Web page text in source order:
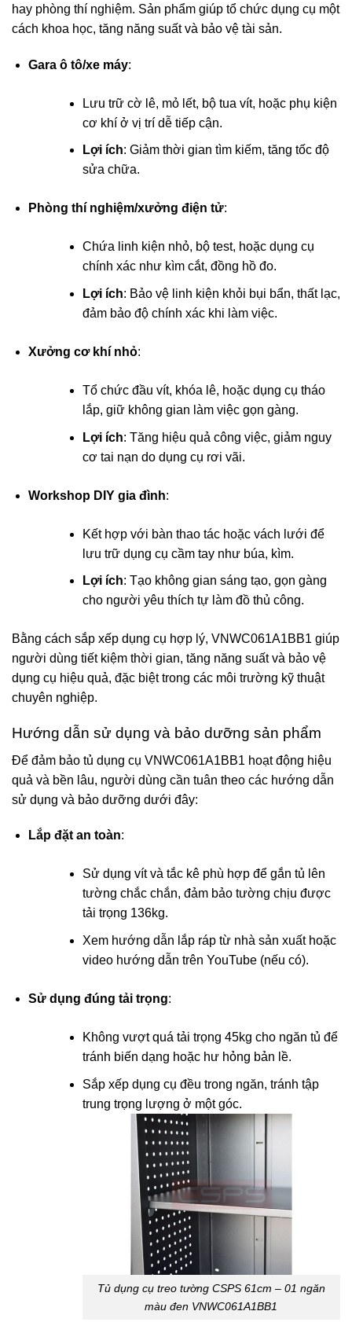
hay phòng thí nghiệm. Sản phẩm giúp tổ chức dụng cụ một
cách khoa học, tăng năng suất và bảo vệ tài sản.
Gara ô tô/xe máy:
Lưu trữ cờ lê, mỏ lết, bộ tua vít, hoặc phụ kiện
cơ khí ở vị trí dễ tiếp cận.
Lợi ích: Giảm thời gian tìm kiếm, tăng tốc độ
sửa chữa.
Phòng thí nghiệm/xưởng điện tử:
Chứa linh kiện nhỏ, bộ test, hoặc dụng cụ
chính xác như kìm cắt, đồng hồ đo.
Lợi ích: Bảo vệ linh kiện khỏi bụi bẩn, thất lạc,
đảm bảo độ chính xác khi làm việc.
Xưởng cơ khí nhỏ:
Tổ chức đầu vít, khóa lê, hoặc dụng cụ tháo
lắp, giữ không gian làm việc gọn gàng.
Lợi ích: Tăng hiệu quả công việc, giảm nguy
cơ tai nạn do dụng cụ rơi vãi.
Workshop DIY gia đình:
Kết hợp với bàn thao tác hoặc vách lưới để
lưu trữ dụng cụ cầm tay như búa, kìm.
Lợi ích: Tạo không gian sáng tạo, gọn gàng
cho người yêu thích tự làm đồ thủ công.
Bằng cách sắp xếp dụng cụ hợp lý, VNWC061A1BB1 giúp
người dùng tiết kiệm thời gian, tăng năng suất và bảo vệ
dụng cụ hiệu quả, đặc biệt trong các môi trường kỹ thuật
chuyên nghiệp.
Hướng dẫn sử dụng và bảo dưỡng sản phẩm
Để đảm bảo tủ dụng cụ VNWC061A1BB1 hoạt động hiệu
quả và bền lâu, người dùng cần tuân theo các hướng dẫn
sử dụng và bảo dưỡng dưới đây:
Lắp đặt an toàn:
Sử dụng vít và tắc kê phù hợp để gắn tủ lên
tường chắc chắn, đảm bảo tường chịu được
tải trọng 136kg.
Xem hướng dẫn lắp ráp từ nhà sản xuất hoặc
video hướng dẫn trên YouTube (nếu có).
Sử dụng đúng tải trọng:
Không vượt quá tải trọng 45kg cho ngăn tủ để
tránh biến dạng hoặc hư hỏng bản lề.
Sắp xếp dụng cụ đều trong ngăn, tránh tập
trung trọng lượng ở một góc.
Tủ dụng cụ treo tường CSPS 61cm – 01 ngăn
màu đen VNWC061A1BB1